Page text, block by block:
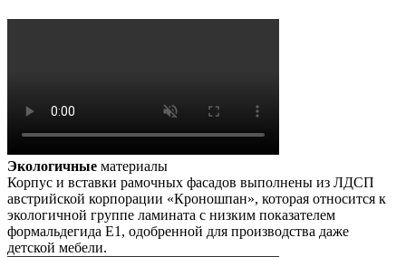
Экологичные материалы
Корпус и вставки рамочных фасадов выполнены из ЛДСП
австрийской корпорации «Кроношпан», которая относится к
экологичной группе ламината с низким показателем
формальдегида Е1, одобренной для производства даже
детской мебели.